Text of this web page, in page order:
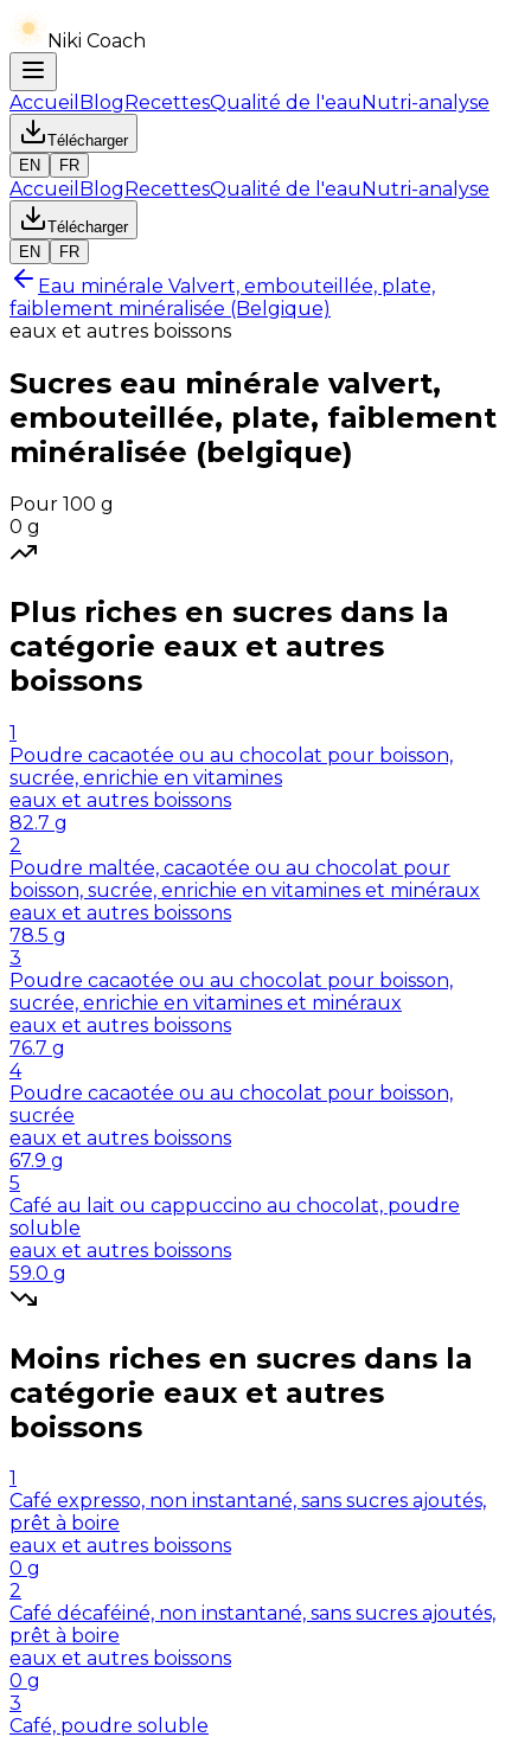
Niki Coach
Accueil BlogRecettesQualité de l'eauNutri-analyse
Télécharger
EN
FR
Accueil BlogRecettesQualité de l'eauNutri-analyse
Télécharger
EN
FR
Eau minérale Valvert, embouteillée, plate,
faiblement minéralisée (Belgique)
eaux et autres boissons
Sucres eau minérale valvert,
embouteillée, plate, faiblement
minéralisée (belgique)
Pour 100 g
0 g
Plus riches en sucres dans la
catégorie eaux et autres
boissons
1
Poudre cacaotée ou au chocolat pour boisson,
sucrée, enrichie en vitamines
eaux et autres boissons
82.7 g
2
Poudre maltée, cacaotée ou au chocolat pour
boisson, sucrée, enrichie en vitamines et minéraux
eaux et autres boissons
78.5 g
3
Poudre cacaotée ou au chocolat pour boisson,
sucrée, enrichie en vitamines et minéraux
eaux et autres boissons
76.7 g
4
Poudre cacaotée ou au chocolat pour boisson,
sucrée
eaux et autres boissons
67.9 g
5
Café au lait ou cappuccino au chocolat, poudre
soluble
eaux et autres boissons
59.0 g
Moins riches en sucres dans la
catégorie eaux et autres
boissons
1
Café expresso, non instantané, sans sucres ajoutés,
prêt à boire
eaux et autres boissons
0 g
2
Café décaféiné, non instantané, sans sucres ajoutés,
prêt à boire
eaux et autres boissons
0 g
3
Café, poudre soluble